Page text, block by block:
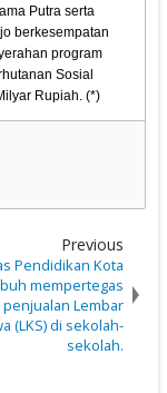
Putra serta
berkesempatan
program
Sosial
Rupiah. (*)
Previous
Pendidikan Kota
mempertegas
penjualan Lembar
(LKS) di sekolah-
sekolah.